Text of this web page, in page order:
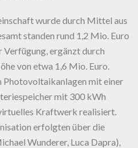
wurde durch Mittel aus
standen rund 1,2 Mio. Euro
ergänzt durch
von etwa 1,6 Mio. Euro.
Photovoltaikanlagen mit einer
mit 300 kWh
Kraftwerk realisiert.
erfolgten über die
Wunderer, Luca Dapra),